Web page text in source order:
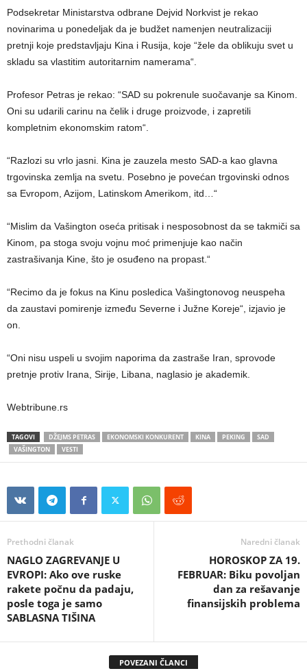
Podsekretar Ministarstva odbrane Dejvid Norkvist je rekao
novinarima u ponedeljak da je budžet namenjen neutralizaciji
pretnji koje predstavljaju Kina i Rusija, koje “žele da oblikuju svet u
skladu sa vlastitim autoritarnim namerama“.
Profesor Petras je rekao: “SAD su pokrenule suočavanje sa Kinom.
Oni su udarili carinu na čelik i druge proizvode, i zapretili
kompletnim ekonomskim ratom“.
“Razlozi su vrlo jasni. Kina je zauzela mesto SAD-a kao glavna
trgovinska zemlja na svetu. Posebno je povećan trgovinski odnos
sa Evropom, Azijom, Latinskom Amerikom, itd…“
“Mislim da Vašington oseća pritisak i nesposobnost da se takmiči sa
Kinom, pa stoga svoju vojnu moć primenjuje kao način
zastrašivanja Kine, što je osuđeno na propast.“
“Recimo da je fokus na Kinu posledica Vašingtonovog neuspeha
da zaustavi pomirenje između Severne i Južne Koreje“, izjavio je
on.
“Oni nisu uspeli u svojim naporima da zastraše Iran, sprovode
pretnje protiv Irana, Sirije, Libana, naglasio je akademik.
Webtribune.rs
TAGOVI DŽEJMS PETRAS EKONOMSKI KONKURENT KINA PEKING
SAD
VAŠINGTON
VESTI
Prethodni članak
NAGLO ZAGREVANJE U
EVROPI: Ako ove ruske
rakete počnu da padaju,
posle toga je samo
SABLASNA TIŠINA
Naredni članak
HOROSKOP ZA 19.
FEBRUAR: Biku povoljan
dan za rešavanje
finansijskih problema
POVEZANI ČLANCI